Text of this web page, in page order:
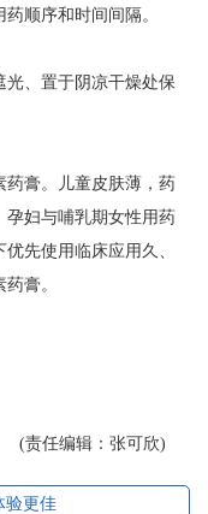
顺序和时间间隔。
、置于阴凉干燥处保
膏。儿童皮肤薄，药
孕妇与哺乳期女性用药
先使用临床应用久、
膏。
(责任编辑：张可欣)
验更佳